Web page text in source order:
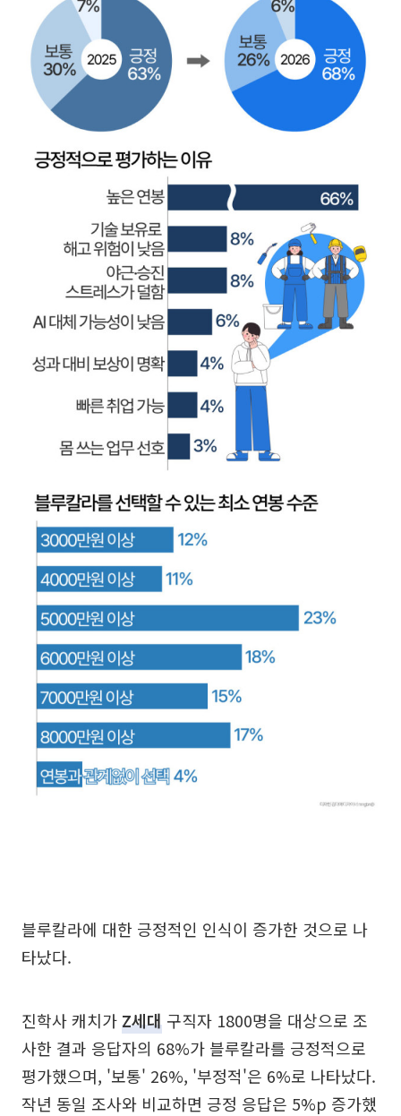
블루칼라에 대한 긍정적인 인식이 증가한 것으로 나
타났다.
진학사 캐치가Z세대 구직자 1800명을 대상으로 조
사한 결과 응답자의 68%가 블루칼라를 긍정적으로
평가했으며, '보통' 26%, '부정적'은 6%로 나타났다.
작년 동일 조사와 비교하면 긍정 응답은 5%p 증가했